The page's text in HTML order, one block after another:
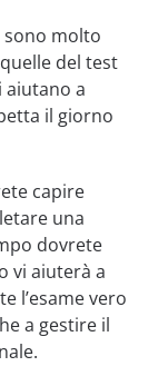
sono molto
del test
a
il giorno
capire
una
dovrete
vi aiuterà a
l’esame vero
a gestire il